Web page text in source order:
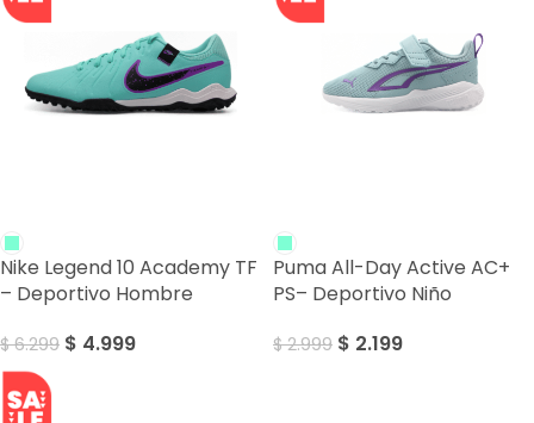
Nike Legend 10 Academy TF
– Deportivo Hombre
$6.299 $ 4.999
Puma All-Day Active AC+
PS– Deportivo Niño
$2.999 $ 2.199